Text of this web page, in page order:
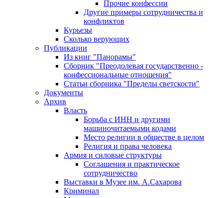
Прочие конфессии
Другие примеры сотрудничества и
конфликтов
Курьезы
Сколько верующих
Публикации
Из книг "Панорамы"
Сборник "Преодолевая государственно -
конфессиональные отношения"
Статьи сборника "Пределы светскости"
Документы
Архив
Власть
Борьба с ИНН и другими
машиночитаемыми кодами
Место религии в обществе в целом
Религия и права человека
Армия и силовые структуры
Соглашения и практическое
сотрудничество
Выставки в Музее им. А.Сахарова
Криминал